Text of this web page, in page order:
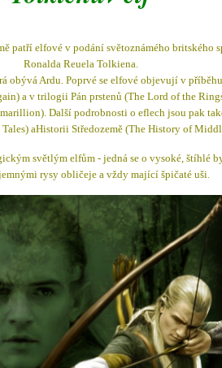
patří elfové v podání světoznámého britského
Ronalda Reuela Tolkiena.
obývá Ardu. Poprvé se elfové objevují v příběhu
a v trilogii Pán prstenů (The Lord of the
Další podrobnosti o eflech jsou pak
aHistorii Středozemě (The History of
světlým elfům - jedná se o vysoké, štíhlé
rysy obličeje a vždy mající špičaté uši.